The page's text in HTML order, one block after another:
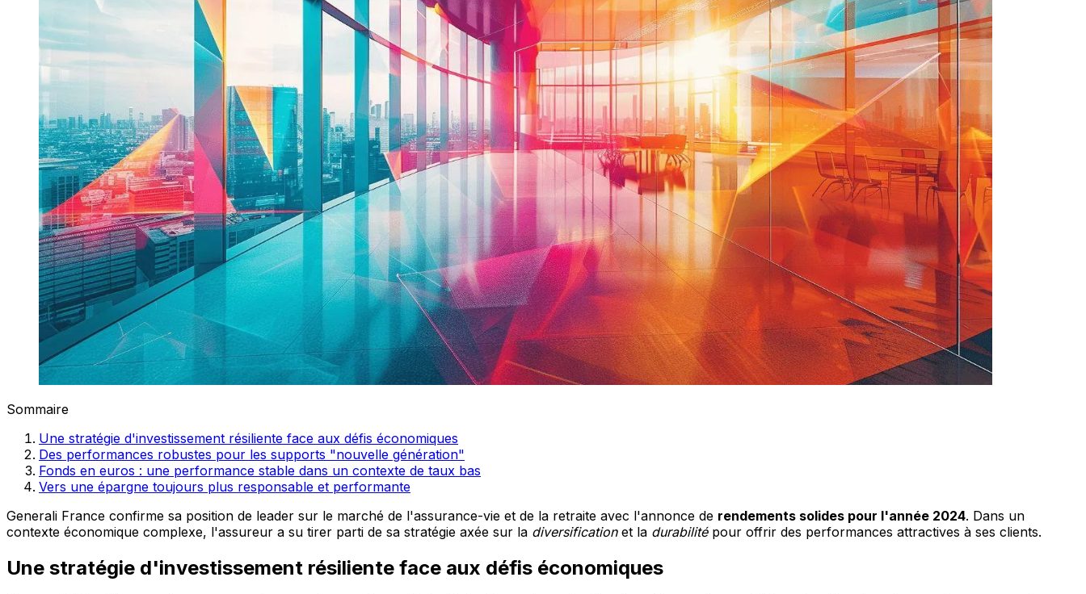
Sommaire
Une stratégie d'investissement résiliente face aux défis économiques
Des performances robustes pour les supports "nouvelle génération"
Fonds en euros : une performance stable dans un contexte de taux bas
Vers une épargne toujours plus responsable et performante
Generali France confirme sa position de leader sur le marché de l'assurance-vie et de la retraite avec l'annonce de rendements solides pour l'année 2024. Dans un
contexte économique complexe, l'assureur a su tirer parti de sa stratégie axée sur la diversificationet la durabilitépour offrir des performances attractives à ses clients.
Une stratégie d'investissement résiliente face aux défis économiques